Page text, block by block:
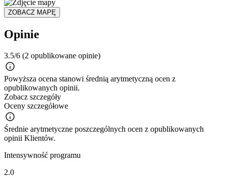
ZOBACZ MAPĘ
Opinie
3.5/6 (2 opublikowane opinie)
Powyższa ocena stanowi średnią arytmetyczną ocen z
opublikowanych opinii.
Zobacz szczegóły
Oceny szczegółowe
Średnie arytmetyczne poszczególnych ocen z opublikowanych
opinii Klientów.
Intensywność programu
2.0